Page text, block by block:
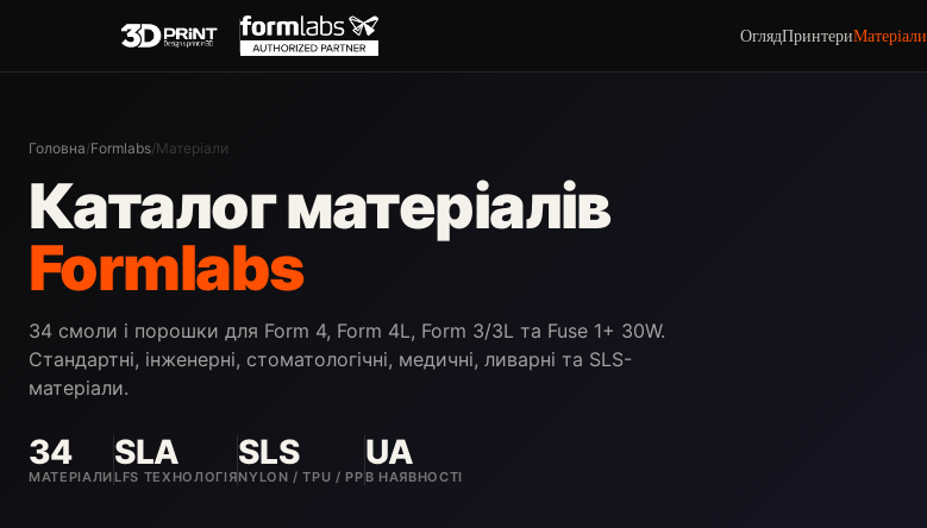
ОглядПринтериМатеріали
Головна/Formlabs/Матеріали
Каталог матеріалів
Formlabs
34 смоли і порошки для Form 4, Form 4L, Form 3/3L та Fuse 1+ 30W.
Стандартні, інженерні, стоматологічні, медичні, ливарні та SLS-
матеріали.
34
МАТЕРІАЛИ
SLA
LFS ТЕХНОЛОГІЯ
SLS
NYLON / TPU / PP
UA
В НАЯВНОСТІ